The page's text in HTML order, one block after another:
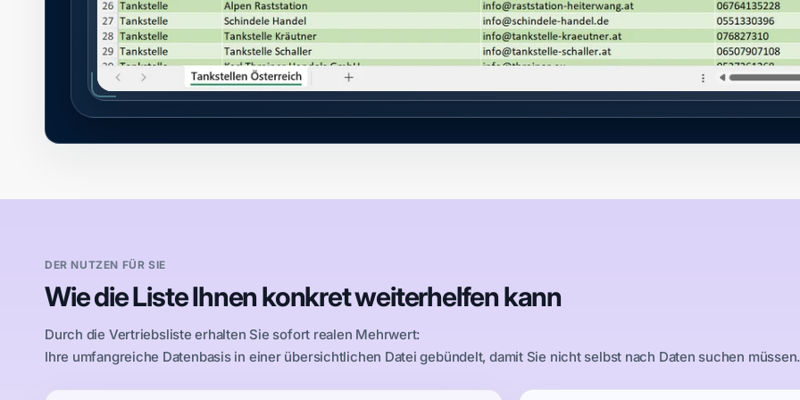
DER NUTZEN FÜR SIE
Wie die Liste Ihnen konkret weiterhelfen kann
Durch die Vertriebsliste erhalten Sie sofort realen Mehrwert:
Ihre umfangreiche Datenbasis in einer übersichtlichen Datei gebündelt, damit Sie nicht selbst nach Daten suchen müssen.